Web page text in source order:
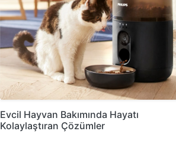
Evcil Hayvan Bakımında Hayatı
Kolaylaştıran Çözümler